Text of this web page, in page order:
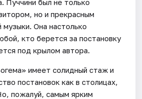
Пуччини был не только
но и прекрасным
Она настолько
кто берется за постановку
под крылом автора.
имеет солидный стаж и
постановок как в столицах,
пожалуй, самым ярким